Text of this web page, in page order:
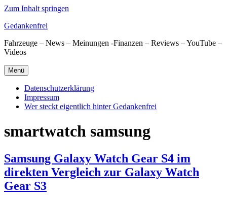
Zum Inhalt springen
Gedankenfrei
Fahrzeuge – News – Meinungen -Finanzen – Reviews – YouTube –
Videos
Menü
Datenschutzerklärung
Impressum
Wer steckt eigentlich hinter Gedankenfrei
smartwatch samsung
Samsung Galaxy Watch Gear S4 im
direkten Vergleich zur Galaxy Watch
Gear S3